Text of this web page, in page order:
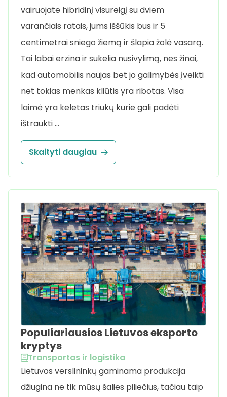
vairuojate hibridinį visureigį su dviem
varančiais ratais, jums iššūkis bus ir 5
centimetrai sniego žiemą ir šlapia žolė vasarą.
Tai labai erzina ir sukelia nusivylimą, nes žinai,
kad automobilis naujas bet jo galimybės įveikti
net tokias menkas kliūtis yra ribotas. Visa
laimė yra keletas triukų kurie gali padėti
ištraukti …
Skaityti daugiau
Populiariausios Lietuvos eksporto
kryptys
Transportas ir logistika
Lietuvos verslininkų gaminama produkcija
džiugina ne tik mūsų šalies piliečius, tačiau taip